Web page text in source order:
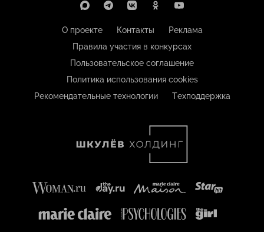
О проекте Контакты
Реклама
Правила участия в конкурсах
Пользовательское соглашение
Политика использования cookies
Рекомендательные технологии
Техподдержка